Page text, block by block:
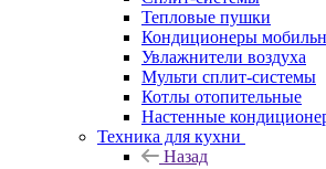
Тепловые пушки
Кондиционеры
Увлажнители воздуха
Мульти сплит-системы
Котлы отопительные
Настенные
Техника для кухни
Назад